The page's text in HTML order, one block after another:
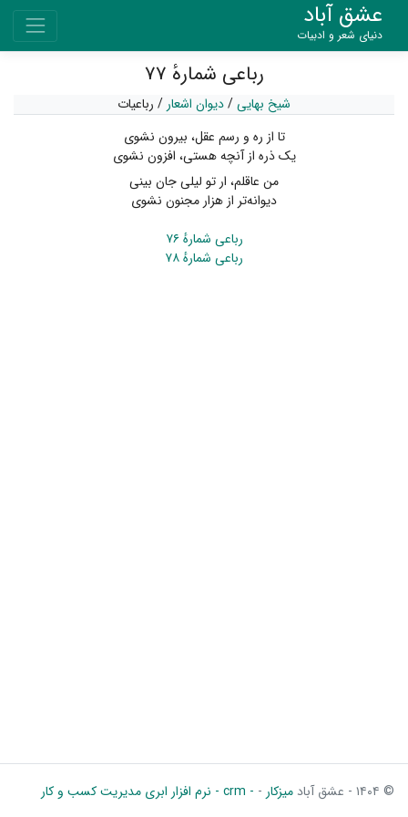
عشق آباد
دنیای شعر و ادبیات
رباعی شمارهٔ ۷۷
شیخ بهایی/دیوان اشعار / رباعیات
تا از ره و رسم عقل، بیرون نشوی
یک ذره از آنچه هستی، افزون نشوی
من عاقلم، ار تو لیلی جان بینی
دیوانه‌تر از هزار مجنون نشوی
رباعی شمارهٔ ۷۶
رباعی شمارهٔ ۷۸
© ۱۴۰۴ - عشق آباد میزکار - - crm - نرم افزار ابری مدیریت کسب و کار